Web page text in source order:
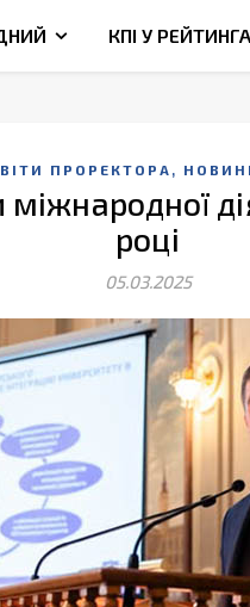
КПІ У
ПРОРЕКТОРА ,
році
05.03.2025